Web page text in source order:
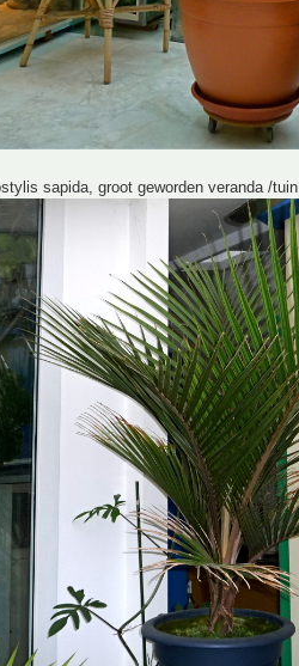
sapida, groot geworden veranda /tuin,